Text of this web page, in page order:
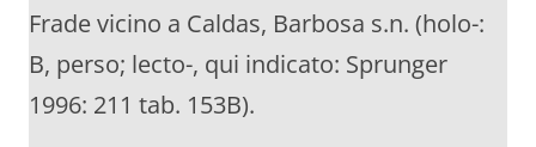
Frade vicino a Caldas, Barbosa s.n. (holo-:
B, perso; lecto-, qui indicato: Sprunger
1996: 211 tab. 153B).